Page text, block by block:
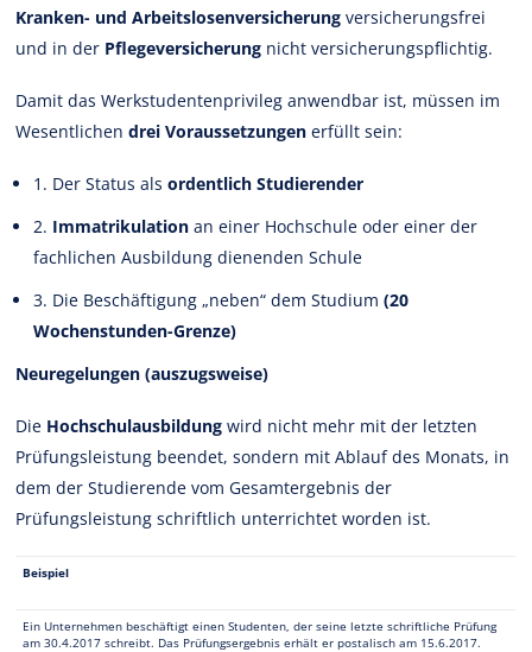
Kranken- und Arbeitslosenversicherung versicherungsfrei
und in der Pflegeversicherung nicht versicherungspflichtig.
Damit das Werkstudentenprivileg anwendbar ist, müssen im
Wesentlichendrei Voraussetzungen erfüllt sein:
1. Der Status alsordentlich Studierender
2. Immatrikulation an einer Hochschule oder einer der
fachlichen Ausbildung dienenden Schule
3. Die Beschäftigung „neben“ dem Studium(20
Wochenstunden-Grenze)
Neuregelungen (auszugsweise)
Die Hochschulausbildung wird nicht mehr mit der letzten
Prüfungsleistung beendet, sondern mit Ablauf des Monats, in
dem der Studierende vom Gesamtergebnis der
Prüfungsleistung schriftlich unterrichtet worden ist.
Beispiel
Ein Unternehmen beschäftigt einen Studenten, der seine letzte schriftliche Prüfung
am 30.4.2017 schreibt. Das Prüfungsergebnis erhält er postalisch am 15.6.2017.